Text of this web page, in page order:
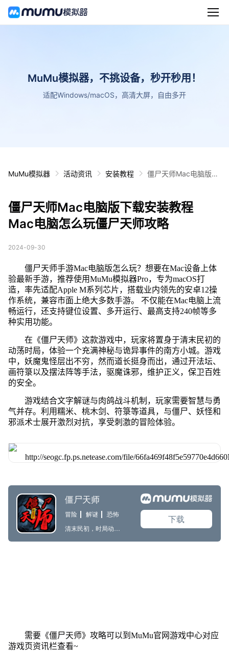
MuMu模拟器，不挑设备，秒开秒用！
适配Windows/macOS，高清大屏，自由多开
MuMu模拟器 活动资讯 安装教程
僵尸天师Mac电脑版下
僵尸天师Mac电脑版下载安装教程
Mac电脑怎么玩僵尸天师攻略
2024-09-30
僵尸天师手游Mac电脑版怎么玩？想要在Mac设备上体
验最新手游，推荐使用MuMu模拟器Pro，专为macOS打
造，率先适配Apple M系列芯片，搭载业内领先的安卓12操
作系统，兼容市面上绝大多数手游。 不仅能在Mac电脑上流
畅运行，还支持键位设置、多开运行、最高支持240帧等多
种实用功能。
在《僵尸天师》这款游戏中，玩家将置身于清末民初的
动荡时局，体验一个充满神秘与诡异事件的南方小城。游戏
中，妖魔鬼怪层出不穷，然而道长挺身而出，通过开法坛、
画符箓以及摆法阵等手法，驱魔诛邪，维护正义，保卫百姓
的安全。
游戏结合文字解谜与肉鸽战斗机制，玩家需要智慧与勇
气并存。利用糯米、桃木剑、符箓等道具，与僵尸、妖怪和
邪派术士展开激烈对抗，享受刺激的冒险体验。
需要《僵尸天师》攻略可以到MuMu官网游戏中心对应
游戏页资讯栏查看~